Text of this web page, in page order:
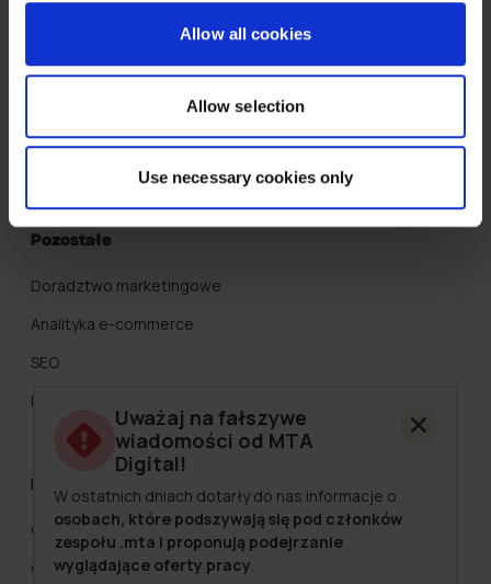
Allow all cookies
Allow selection
Use necessary cookies only
Creatives
UGC
Pozostałe
Doradztwo marketingowe
Analityka e-commerce
SEO
Marketing Automation
MTA Digital
O nas
Cennik
Uważaj na fałszywe
wiadomości od MTA
Digital!
W ostatnich dniach dotarły do nas informacje o
osobach, które podszywają się pod członków
zespołu .mta i proponują podejrzanie
wyglądające oferty pracy